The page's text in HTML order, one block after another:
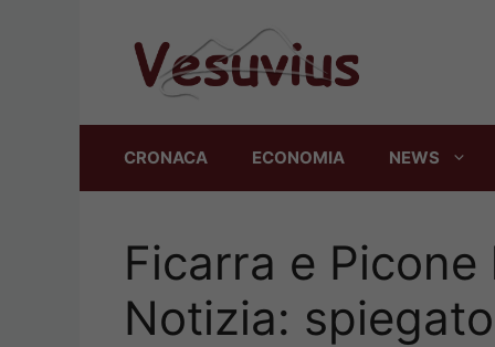
CRONACA ECONOMIA NEWS
Ficarra e
Notizia: